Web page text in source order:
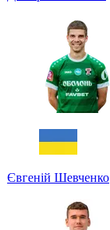
Євгеній Шевченко